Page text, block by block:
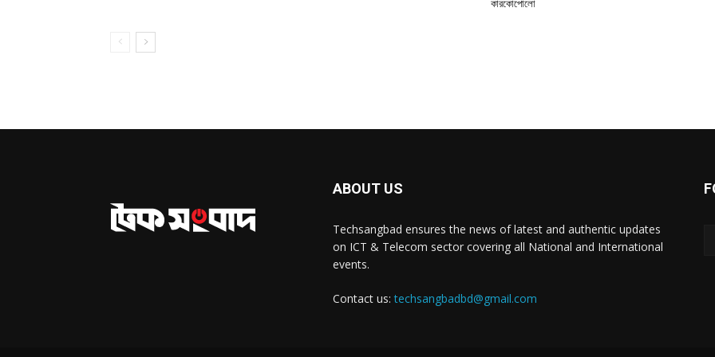
কারকোপোলো
ABOUT US
Techsangbad ensures the news of latest and authentic updates
on ICT & Telecom sector covering all National and International
events.
Contact us:techsangbadbd@gmail.com